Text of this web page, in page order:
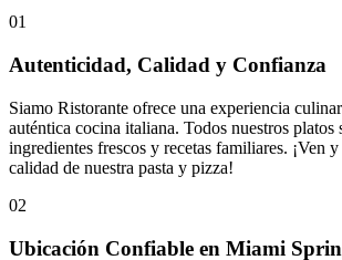
01
Autenticidad, Calidad y Confianza
Siamo Ristorante ofrece una experiencia
auténtica cocina italiana. Todos nuestros platos
ingredientes frescos y recetas familiares. ¡Ven
calidad de nuestra pasta y pizza!
02
Ubicación Confiable en Miami